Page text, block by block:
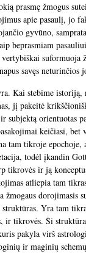
prasmę žmogus
apie pasaulį, jo
gyvūno,
beprasmiam
suformuoja
savęs neturinčios
Kai stebime
jį pakeitė
subjektą orientuotas
keičiasi,
tam tikroje
todėl įkandin
tikrovės ir ją
atliepia tam
žmogaus dorojimasis
Yra tam
ir tikrovės. Ši
pakyla virš
ir maginių